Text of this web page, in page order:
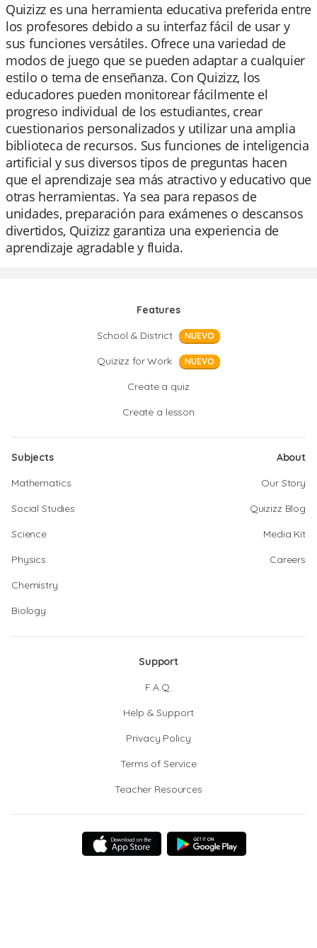
Quizizz es una herramienta educativa preferida entre
los profesores debido a su interfaz fácil de usar y
sus funciones versátiles. Ofrece una variedad de
modos de juego que se pueden adaptar a cualquier
estilo o tema de enseñanza. Con Quizizz, los
educadores pueden monitorear fácilmente el
progreso individual de los estudiantes, crear
cuestionarios personalizados y utilizar una amplia
biblioteca de recursos. Sus funciones de inteligencia
artificial y sus diversos tipos de preguntas hacen
que el aprendizaje sea más atractivo y educativo que
otras herramientas. Ya sea para repasos de
unidades, preparación para exámenes o descansos
divertidos, Quizizz garantiza una experiencia de
aprendizaje agradable y fluida.
Features
School & District
NUEVO
Quizizz for Work NUEVO
Create a quiz
Create a lesson
Subjects
Mathematics
Social Studies
Science
Physics
Chemistry
Biology
About
Our Story
Quizizz Blog
Media Kit
Careers
Support
F.A.Q.
Help & Support
Privacy Policy
Terms of Service
Teacher Resources